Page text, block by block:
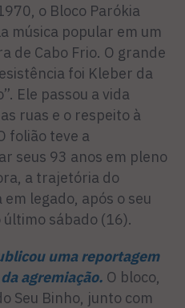
o Bloco Parókia
música popular em um
de Cabo Frio. O grande
foi Kleber da
Ele passou a vida
ruas e o respeito à
folião teve a
seus 93 anos em pleno
a trajetória do
legado, após o seu
sábado (16).
uma reportagem
agremiação. O bloco,
Seu Binho, junto com